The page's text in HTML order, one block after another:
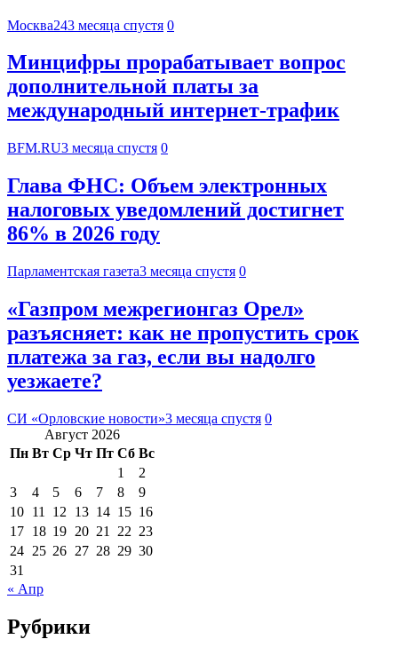
Москва243 месяца спустя 0
Минцифры прорабатывает вопрос
дополнительной платы за
международный интернет-трафик
BFM.RU3 месяца спустя 0
Глава ФНС: Объем электронных
налоговых уведомлений достигнет
86% в 2026 году
Парламентская газета3 месяца спустя 0
«Газпром межрегионгаз Орел»
разъясняет: как не пропустить срок
платежа за газ, если вы надолго
уезжаете?
СИ «Орловские новости»3 месяца спустя 0
Август 2026
Пн Вт Ср Чт Пт Сб Вс
1
2
3
4 5 6 7 8
9
10 11 12 13 14 15 16
17 18 19 20 21 22 23
24 25 26 27 28 29 30
31
« Апр
Рубрики